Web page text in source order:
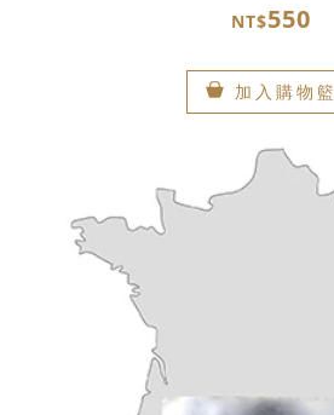
NT$550
加入購物籃